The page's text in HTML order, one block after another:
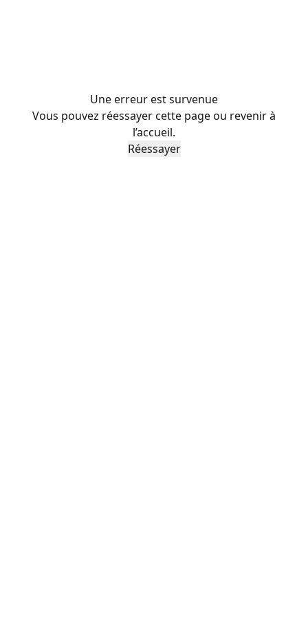
Une erreur est survenue
Vous pouvez réessayer cette page ou revenir à
l’accueil.
Réessayer